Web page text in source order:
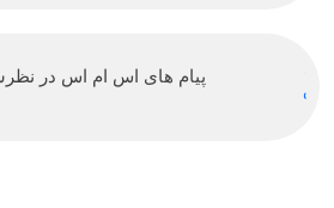
پیام های اس ام اس در